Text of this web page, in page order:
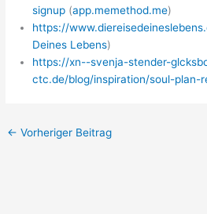
signup (app.memethod.me)
https://
Deines Lebens)
https://xn--svenja-stender-
ctc.de/blog/inspiration/soul-plan-
← Vorheriger Beitrag